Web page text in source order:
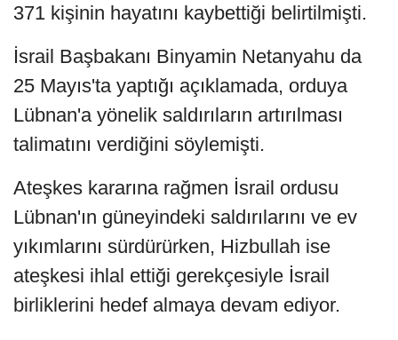
371 kişinin hayatını kaybettiği belirtilmişti.
İsrail Başbakanı Binyamin Netanyahu da
25 Mayıs'ta yaptığı açıklamada, orduya
Lübnan'a yönelik saldırıların artırılması
talimatını verdiğini söylemişti.
Ateşkes kararına rağmen İsrail ordusu
Lübnan'ın güneyindeki saldırılarını ve ev
yıkımlarını sürdürürken, Hizbullah ise
ateşkesi ihlal ettiği gerekçesiyle İsrail
birliklerini hedef almaya devam ediyor.